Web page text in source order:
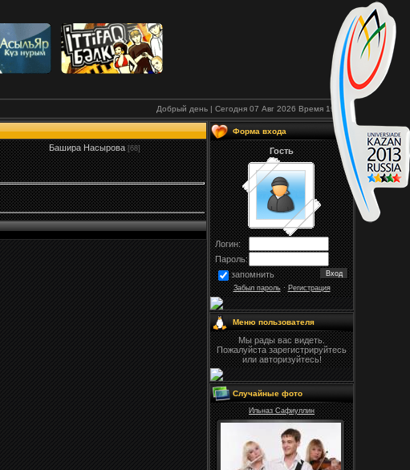
Добрый день | Сегодня 07 Авг 2026 Время 19:26
Башира Насырова [68]
Форма входа
Гость
Логин:
Пароль:
запомнить
Забыл пароль·Регистрация
Меню пользователя
Мы рады вас видеть.
Пожалуйста зарегистрируйтесь
или авторизуйтесь!
Случайные фото
Ильназ Сафиуллин